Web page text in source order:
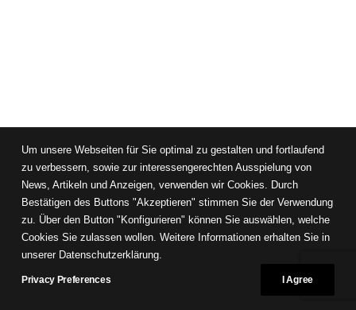
Um unsere Webseiten für Sie optimal zu gestalten und fortlaufend
zu verbessern, sowie zur interessengerechten Ausspielung von
News, Artikeln und Anzeigen, verwenden wir Cookies. Durch
Bestätigen des Buttons "Akzeptieren" stimmen Sie der Verwendung
zu. Über den Button "Konfigurieren" können Sie auswählen, welche
Cookies Sie zulassen wollen. Weitere Informationen erhalten Sie in
unserer Datenschutzerklärung.
Privacy Preferences I Agree